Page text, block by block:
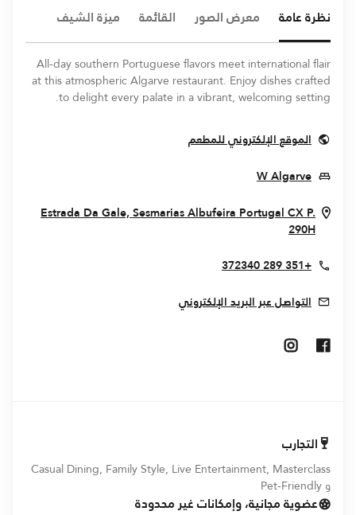
نظرة عامة معرض الصور القائمة ميزة الشيف
All-day southern Portuguese flavors meet international flair
at this atmospheric Algarve restaurant. Enjoy dishes crafted
to delight every palate in a vibrant, welcoming setting.
الموقع الإلكتروني للمطعمOpens In New Window
W Algarve
Opens In New Window
Estrada Da Gale, SesmariasAlbufeiraPortugalCX P.
290H
Opens In New Window
+351 289 372340
التواصل عبر البريد الإلكتروني
Opens In New Window
التجارب
Casual Dining, Family Style, Live Entertainment, Masterclass
و Pet-Friendly
عضوية مجانية، وإمكانات غير محدودة